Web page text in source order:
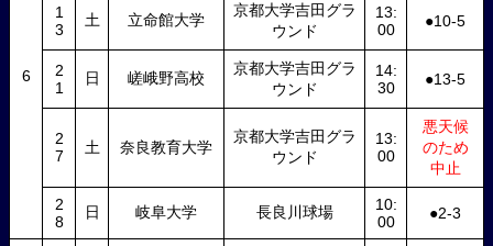
6
1
3
土 立命館大学
京都大学吉田グラ
ウンド
13:
00
●10-5
2
1
日 嵯峨野高校
京都大学吉田グラ
ウンド
14:
30
●13-5
2
7
土 奈良教育大学
京都大学吉田グラ
ウンド
13:
00
悪天候
のため
中止
2
8
日 岐阜大学 長良川球場
10:
00
●2-3